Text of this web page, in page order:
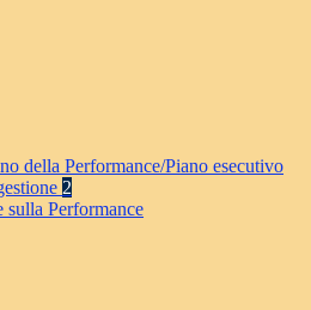
della Performance/Piano esecutivo
2
sulla Performance